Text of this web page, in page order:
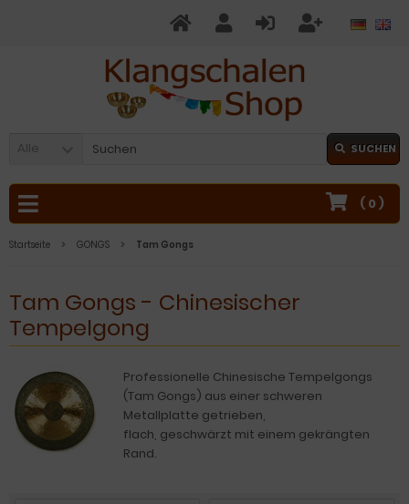
Alle SUCHEN
( 0 )
Startseite GONGS Tam Gongs
Tam Gongs - Chinesischer
Tempelgong
Professionelle Chinesische Tempelgongs
(Tam Gongs) aus einer schweren
Metallplatte getrieben,
flach, geschwärzt mit einem gekrängten
Rand.